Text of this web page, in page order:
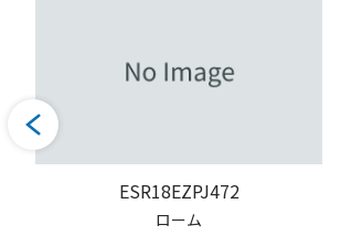
ESR18EZPJ472
ローム